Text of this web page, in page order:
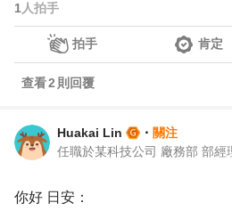
1 人拍手
拍手 肯定
查看2 則回覆
Huakai Lin ・ 關注
任職於某科技公司 廠務部 部經
你好 日安：